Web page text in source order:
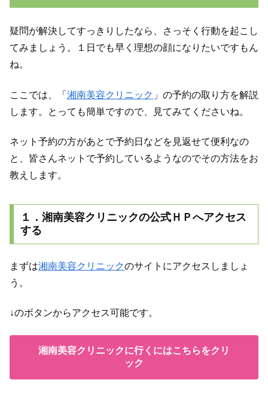
疑問が解決してすっきりしたなら、さっそく行動を起こし
てみましょう。１日でも早く理想の顔になりたいですもん
ね。
ここでは、「 湘南美容クリニック 」の予約の取り方を解説
します。とっても簡単ですので、見てみてくださいね。
ネット予約の方があとで予約日などを見返せて便利なの
と、皆さんネットで予約しているようなのでその方法をお
教えします。
１．湘南美容クリニックの公式ＨＰへアクセス
する
まずは湘南美容クリニックのサイトにアクセスしましょ
う。
↓のボタンからアクセス可能です。
湘南美容クリニックに行くにはこちらをクリ
ック